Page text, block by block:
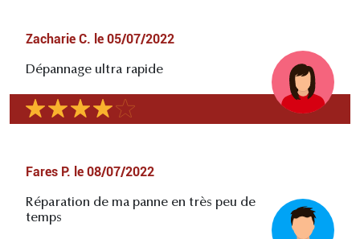
Zacharie C. le 05/07/2022
Dépannage ultra rapide
Fares P. le 08/07/2022
Réparation de ma panne en très peu de
temps